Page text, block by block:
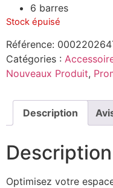
6 barres
Stock épuisé
Référence:
Catégories :
Nouveaux Produit,
Description
Description
Optimisez votre